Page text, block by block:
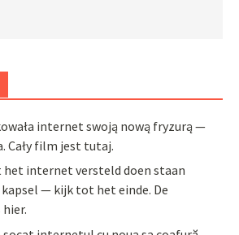
internet swoją nową fryzurą —
Cały film jest tutaj.
het internet versteld doen staan
— kijk tot het einde. De